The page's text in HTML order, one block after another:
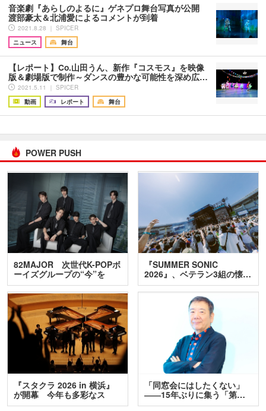
音楽劇『あらしのよるに』ゲネプロ舞台写真が公開
渡部豪太＆北浦愛によるコメントが到着
2021.8.28 ｜ SPICER
ニュース
舞台
【レポート】Co.山田うん、新作『コスモス』を映像
版＆劇場版で制作～ダンスの豊かな可能性を深め広…
2021.5.11 ｜ SPICER
動画
レポート 舞台
POWER PUSH
82MAJOR 次世代K-POPボ
ーイズグループの“今”を
訊…
『SUMMER SONIC
2026』、ベテラン3組の懐…
『スタクラ 2026 in 横浜』
が開幕 今年も多彩なス
テ…
「同窓会にはしたくない」
――15年ぶりに集う「第…